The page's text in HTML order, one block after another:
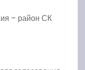
– район СК